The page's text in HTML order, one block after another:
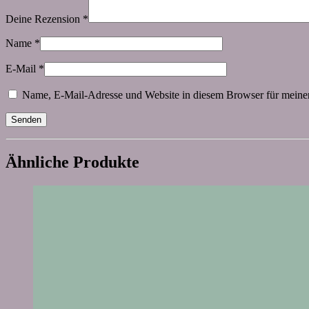
Deine Rezension *
Name *
E-Mail *
Name, E-Mail-Adresse und Website in diesem Browser für
Ähnliche Produkte